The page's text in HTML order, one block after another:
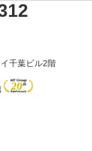
千葉ビル2階